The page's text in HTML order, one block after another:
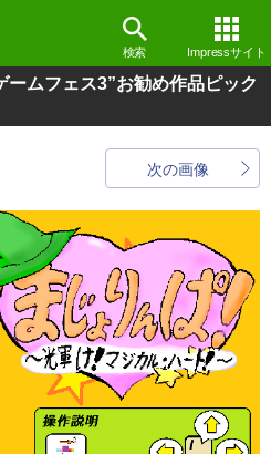
検索 Impressサイト
ムフェス3”お勧め作品ピック
次の画像